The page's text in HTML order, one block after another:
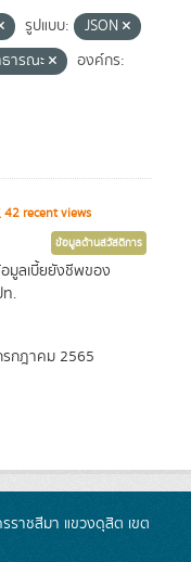
รูปแบบ:
JSON
ารณะ
องค์กร:
42 recent views
ข้อมูลด้านสวัสดิการ
มูลเบี้ยยังชีพของ
ท.
กฎาคม 2565
ราชสีมา แขวงดุสิต เขต